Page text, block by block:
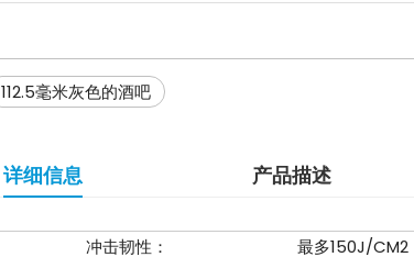
112.5毫米灰色的酒吧
详细信息 产品描述
冲击韧性：
最多150J/CM2